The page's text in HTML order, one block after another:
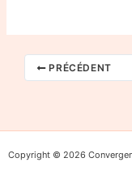
PRÉCÉDENT
Copyright © 2026